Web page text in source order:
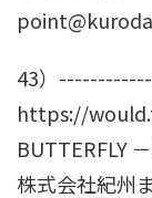
43）
https://
BUTTERFLY
株式会社紀州